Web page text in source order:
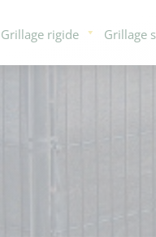
Grillage rigide Grillage